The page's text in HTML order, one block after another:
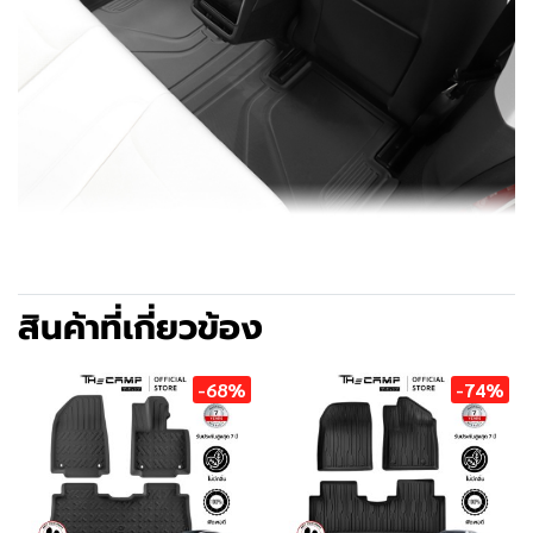
สินค้าที่เกี่ยวข้อง
-68% -74%